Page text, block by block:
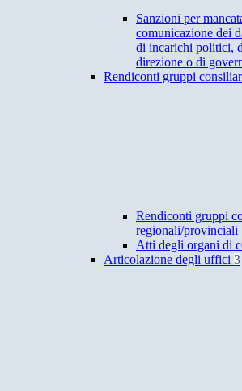
Sanzioni per
comunicazione dei
di incarichi politici,
direzione o di
Rendiconti gruppi
Rendiconti gruppi
regionali/provinciali
Atti degli organi di
Articolazione degli uffici 3